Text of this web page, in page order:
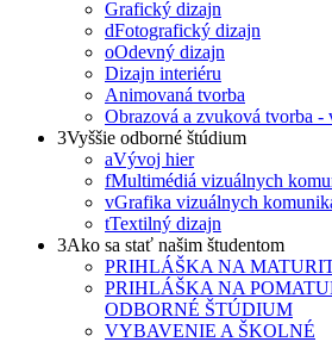
Grafický dizajn
dFotografický dizajn
oOdevný dizajn
Dizajn interiéru
Animovaná tvorba
Obrazová a zvuková tvorba -
3Vyššie odborné štúdium
aVývoj hier
fMultimédiá vizuálnych
vGrafika vizuálnych
tTextilný dizajn
3Ako sa stať našim študentom
PRIHLÁŠKA NA
PRIHLÁŠKA NA
ODBORNÉ ŠTÚDIUM
VYBAVENIE A ŠKOLNÉ